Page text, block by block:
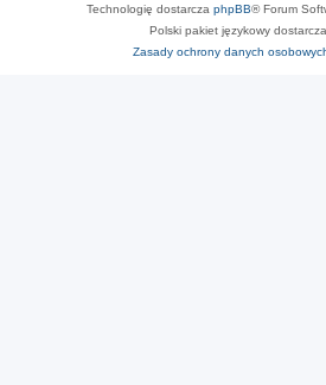
Technologię dostarcza phpBB® Forum
Polski pakiet językowy dostarcza
Zasady ochrony danych